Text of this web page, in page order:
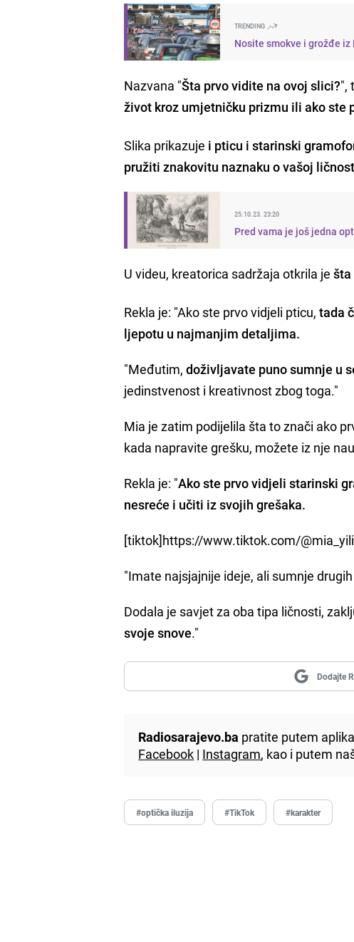
TRENDING
Nosite smokve i grožđe iz
Nazvana "Šta prvo vidite na ovoj slici?",
život kroz umjetničku prizmu ili ako ste
Slika prikazuje i pticu i starinski
pružiti znakovitu naznaku o vašoj
25.10.23. 23:20
Pred vama je još jedna
U videu, kreatorica sadržaja otkrila je šta
Rekla je: "Ako ste prvo vidjeli pticu, tada
ljepotu u najmanjim detaljima.
"Međutim,doživljavate puno sumnje u
jedinstvenost i kreativnost zbog toga."
Mia je zatim podijelila šta to znači ako
kada napravite grešku, možete iz nje
Rekla je: "Ako ste prvo vidjeli starinski
nesreće i učiti iz svojih grešaka.
[tiktok]https://www.tiktok.com/
"Imate najsjajnije ideje, ali sumnje
Dodala je savjet za oba tipa ličnosti,
svoje snove."
Dodajte
Radiosarajevo.ba pratite putem
Facebook | Instagram, kao i putem
#optička iluzija #TikTok #karakter